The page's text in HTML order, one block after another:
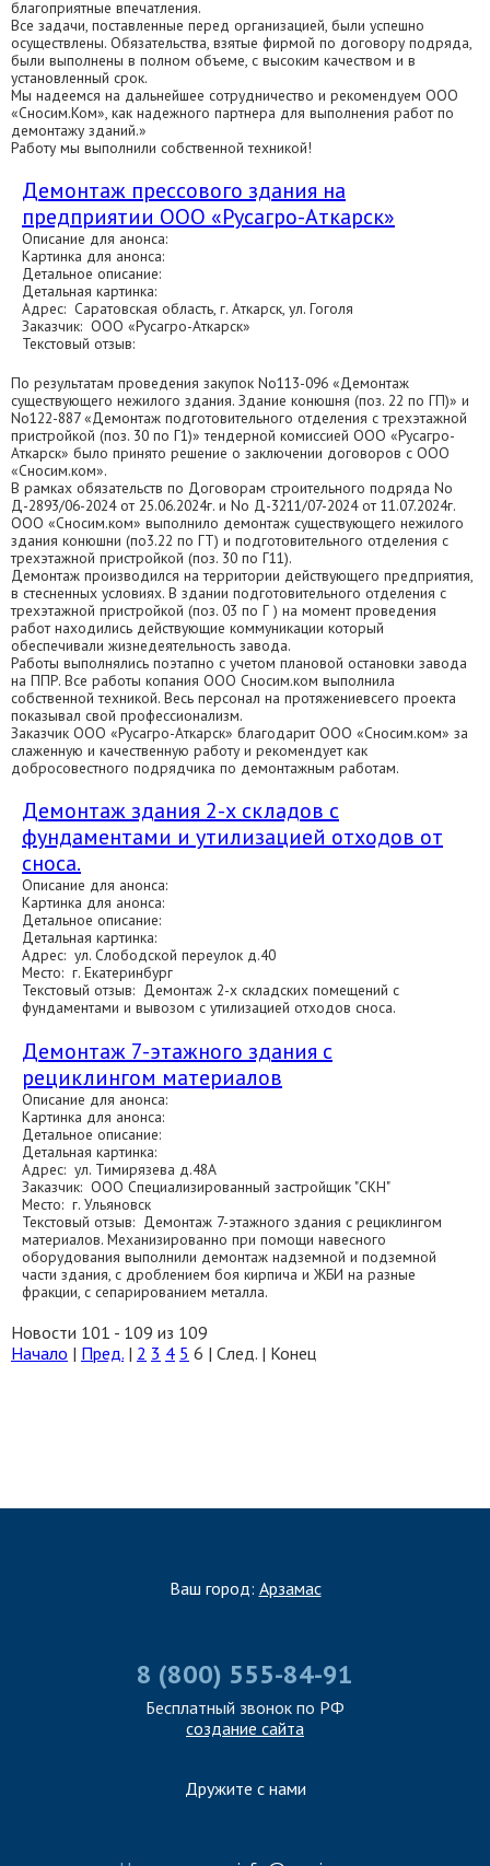
благоприятные впечатления.
Все задачи, поставленные перед организацией, были успешно
осуществлены. Обязательства, взятые фирмой по договору подряда,
были выполнены в полном объеме, с высоким качеством и в
установленный срок.
Мы надеемся на дальнейшее сотрудничество и рекомендуем ООО
«Сносим.Ком», как надежного партнера для выполнения работ по
демонтажу зданий.»
Работу мы выполнили собственной техникой!
Демонтаж прессового здания на
предприятии ООО «Русагро-Аткарск»
Описание для анонса:
Картинка для анонса:
Детальное описание:
Детальная картинка:
Адрес: Саратовская область, г. Аткарск, ул. Гоголя
Заказчик: ООО «Русагро-Аткарск»
Текстовый отзыв:
По результатам проведения закупок No113-096 «Демонтаж
существующего нежилого здания. Здание конюшня (поз. 22 по ГП)» и
No122-887 «Демонтаж подготовительного отделения с трехэтажной
пристройкой (поз. 30 по Г1)» тендерной комиссией ООО «Русагро-
Аткарск» было принято решение о заключении договоров с ООО
«Сносим.ком».
В рамках обязательств по Договорам строительного подряда No
Д-2893/06-2024 от 25.06.2024г. и No Д-3211/07-2024 от 11.07.2024г.
ООО «Сносим.ком» выполнило демонтаж существующего нежилого
здания конюшни (по3.22 по ГТ) и подготовительного отделения с
трехэтажной пристройкой (поз. 30 по Г11).
Демонтаж производился на территории действующего предприятия,
в стесненных условиях. В здании подготовительного отделения с
трехэтажной пристройкой (поз. 03 по Г ) на момент проведения
работ находились действующие коммуникации который
обеспечивали жизнедеятельность завода.
Работы выполнялись поэтапно с учетом плановой остановки завода
на ППР. Все работы копания ООО Сносим.ком выполнила
собственной техникой. Весь персонал на протяжениевсего проекта
показывал свой профессионализм.
Заказчик ООО «Русагро-Аткарск» благодарит ООО «Сносим.ком» за
слаженную и качественную работу и рекомендует как
добросовестного подрядчика по демонтажным работам.
Демонтаж здания 2-х складов с
фундаментами и утилизацией отходов от
сноса.
Описание для анонса:
Картинка для анонса:
Детальное описание:
Детальная картинка:
Адрес: ул. Слободской переулок д.40
Место: г. Екатеринбург
Текстовый отзыв: Демонтаж 2-х складских помещений с
фундаментами и вывозом с утилизацией отходов сноса.
Демонтаж 7-этажного здания с
рециклингом материалов
Описание для анонса:
Картинка для анонса:
Детальное описание:
Детальная картинка:
Адрес: ул. Тимирязева д.48А
Заказчик: ООО Специализированный застройщик "СКН"
Место: г. Ульяновск
Текстовый отзыв: Демонтаж 7-этажного здания с рециклингом
материалов. Механизированно при помощи навесного
оборудования выполнили демонтаж надземной и подземной
части здания, с дроблением боя кирпича и ЖБИ на разные
фракции, с сепарированием металла.
Новости 101 - 109 из 109
Начало | Пред. | 2 3 4 5 6 | След. | Конец
Ваш город: Арзамас
8 (800) 555-84-91
Бесплатный звонок по РФ
создание сайта
Дружите с нами